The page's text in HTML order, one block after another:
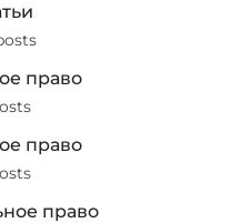
право
право
право